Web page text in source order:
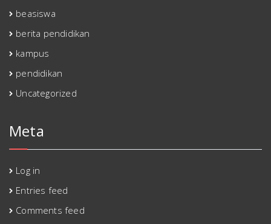
beasiswa
berita pendidikan
kampus
pendidikan
Uncategorized
Meta
Log in
Entries feed
Comments feed